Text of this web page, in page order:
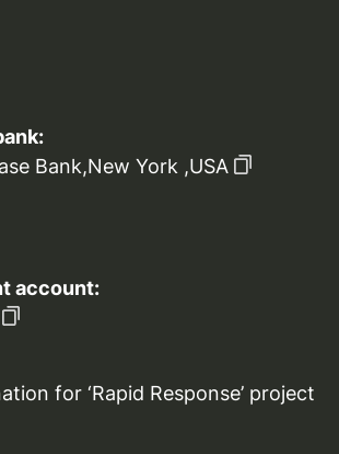
Bank,New York ,USA
account:
for ‘Rapid Response’ project